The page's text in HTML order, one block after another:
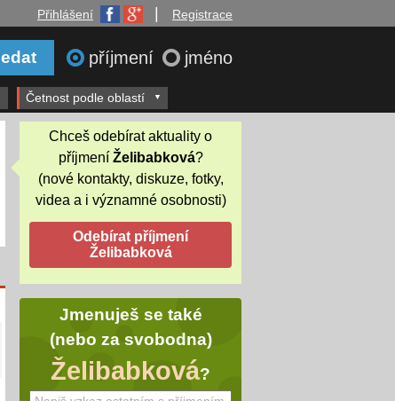
Přihlášení Registrace
příjmení jméno
Četnost podle oblastí
Chceš odebírat aktuality o
příjmení Želibabková?
(nové kontakty, diskuze, fotky,
videa a i významné osobnosti)
Jmenuješ se také
(nebo za svobodna)
Želibabková?